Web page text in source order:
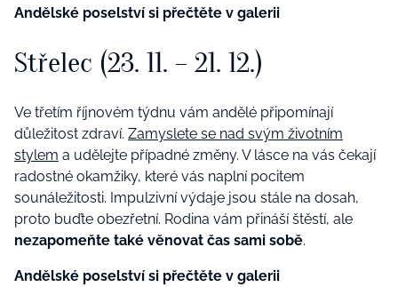
Andělské poselství si přečtěte v galerii
Střelec (23. 11. – 21. 12.)
Ve třetím říjnovém týdnu vám andělé připomínají
důležitost zdraví. Zamyslete se nad svým životním
stylem a udělejte případné změny. V lásce na vás čekají
radostné okamžiky, které vás naplní pocitem
sounáležitosti. Impulzivní výdaje jsou stále na dosah,
proto buďte obezřetní. Rodina vám přináší štěstí, ale
nezapomeňte také věnovat čas sami sobě.
Andělské poselství si přečtěte v galerii